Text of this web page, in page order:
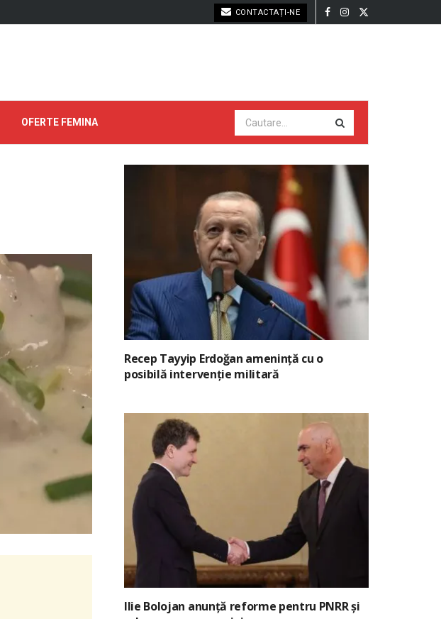
CONTACTAȚI-NE
OFERTE FEMINA
Recep Tayyip Erdoğan amenință cu o
posibilă intervenție militară
Ilie Bolojan anunță reforme pentru PNRR și